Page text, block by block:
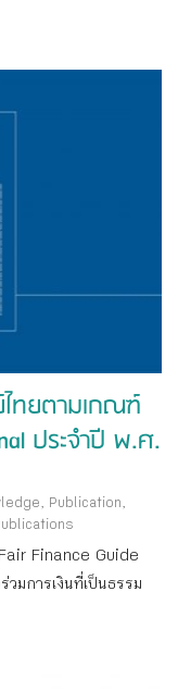
ทยตามเกณฑ์
ประจำปี พ.ศ.
, Publication,
Finance Guide
มการเงินที่เป็นธรรม